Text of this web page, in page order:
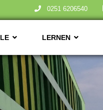
0251 6206540
LERNEN